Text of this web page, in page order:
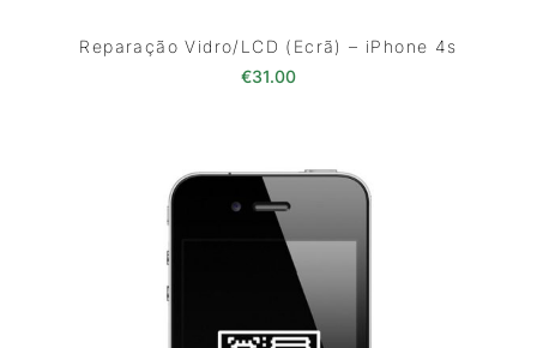
Reparação Vidro/LCD (Ecrã) – iPhone 4s
€31.00